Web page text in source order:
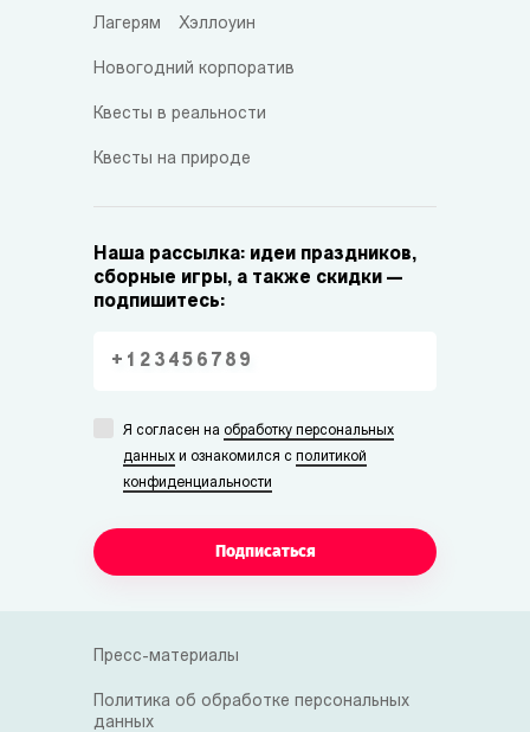
Лагерям Хэллоуин
Новогодний корпоратив
Квесты в реальности
Квесты на природе
Наша рассылка: идеи праздников,
сборные игры, а также скидки —
подпишитесь:
Я согласен на обработку персональных
данных и ознакомился с политикой
конфиденциальности
Подписаться
Пресс-материалы
Политика об обработке персональных
данных